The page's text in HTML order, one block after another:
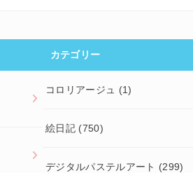
カテゴリー
コロリアージュ (1)
絵日記 (750)
デジタルパステルアート (299)